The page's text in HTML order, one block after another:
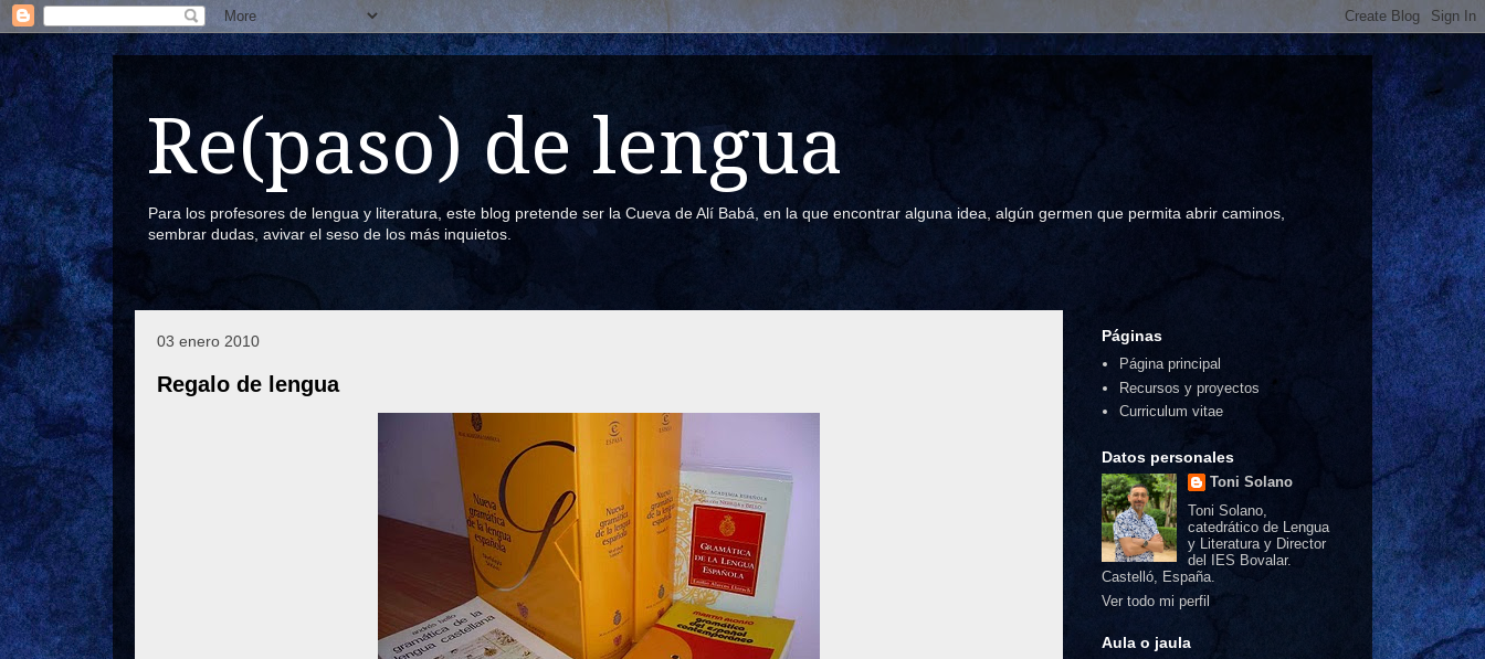
Re(paso) de lengua
Para los profesores de lengua y literatura, este blog pretende ser la Cueva de Alí Babá, en la que encontrar alguna idea, algún germen que permita abrir caminos,
sembrar dudas, avivar el seso de los más inquietos.
03 enero 2010
Regalo de lengua
Páginas
Página principal
Recursos y proyectos
Curriculum vitae
Datos personales
Toni Solano
Toni Solano,
catedrático de Lengua
y Literatura y Director
del IES Bovalar.
Castelló, España.
Ver todo mi perfil
Aula o jaula